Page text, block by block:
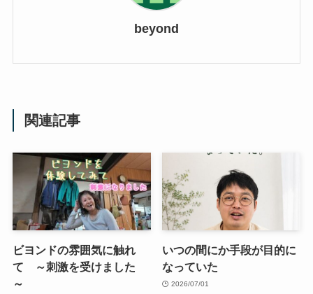
beyond
関連記事
ビヨンドの雰囲気に触れ
て ～刺激を受けました
～
いつの間にか手段が目的に
なっていた
2026/07/01